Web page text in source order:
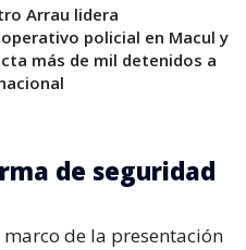
Arrau lidera
policial en Macul y
más de mil detenidos a
de seguridad
marco de la presentación